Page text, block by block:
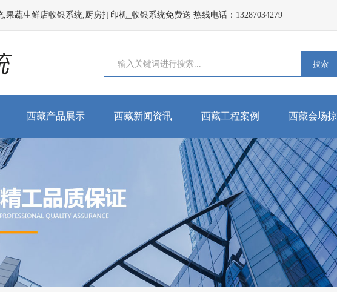
蔬生鲜店收银系统,厨房打印机_收银系统免费送 热线电话：13287034279
搜索
西藏产品展示 西藏新闻资讯 西藏工程案例 西藏会场